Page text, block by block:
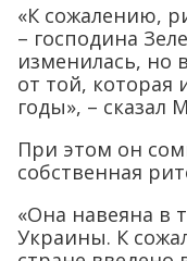
«К сожалению,
– господина
изменилась, но
от той, которая
годы», – сказал
При этом он
собственная
«Она навеяна в
Украины. К